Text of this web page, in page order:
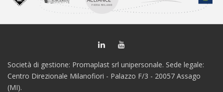
Società di gestione: Promaplast srl unipersonale. Sede legale:
Centro Direzionale Milanofiori - Palazzo F/3 - 20057 Assago
(MI).